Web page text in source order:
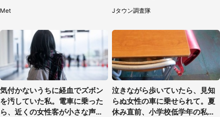
Met
販売【8／3～10／16】
Jタウン調査隊
気付かないうちに経血でズボン
を汚していた私。電車に乗った
ら、近くの女性客が小さな声で
泣きながら歩いていたら、見知
らぬ女性の車に乗せられて。夏
休み直前、小学校低学年の私に